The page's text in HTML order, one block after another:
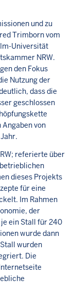
und zu
Trimborn vom
Universität
NRW.
den Fokus
Nutzung der
dass die
geschlossen
von
referierte über
dieses Projekts
für eine
Im Rahmen
der
ein Stall für 240
wurde dann
wurden
Die